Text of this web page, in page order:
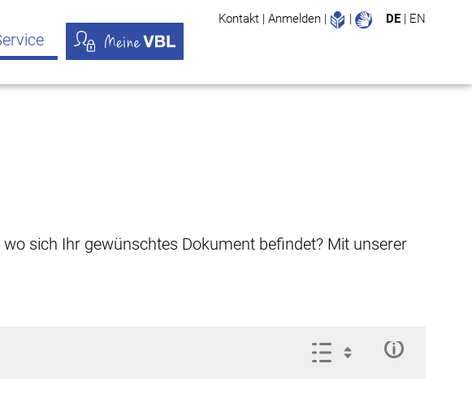
Kontakt | Anmelden | Leichte Sprache
| DE | EN
sich Ihr gewünschtes Dokument befindet? Mit unserer